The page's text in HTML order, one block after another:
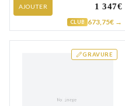
AJOUTER 1 347€
CLUB 673,75€ →
GRAVURE